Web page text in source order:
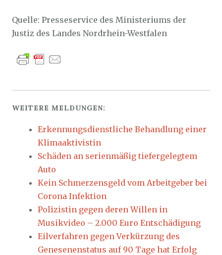
Quelle: Presseservice des Ministeriums der
Justiz des Landes Nordrhein-Westfalen
WEITERE MELDUNGEN:
Erkennungsdienstliche Behandlung einer
Klimaaktivistin
Schäden an serienmäßig tiefergelegtem
Auto
Kein Schmerzensgeld vom Arbeitgeber bei
Corona Infektion
Polizistin gegen deren Willen in
Musikvideo – 2.000 Euro Entschädigung
Eilverfahren gegen Verkürzung des
Genesenenstatus auf 90 Tage hat Erfolg